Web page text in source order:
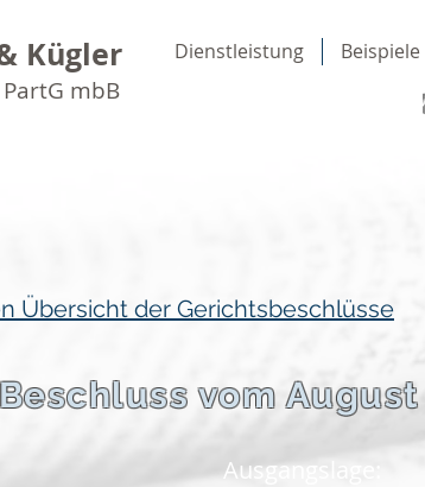
Kügler
mbB
Dienstleistung Beispiele
Übersicht der Gerichtsbeschlüsse
vom August
Ausgangslage: